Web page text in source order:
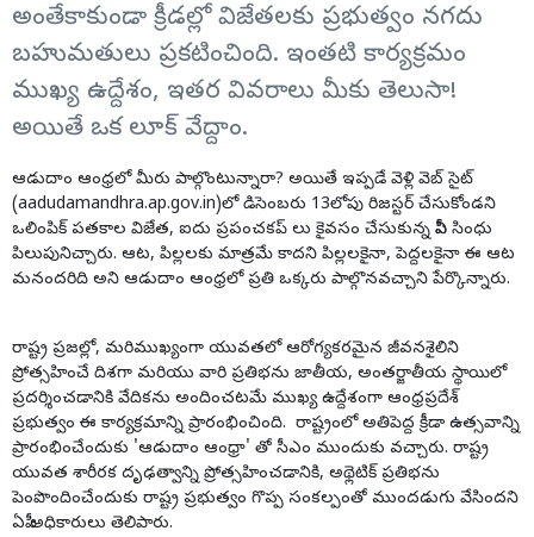
అంతేకాకుండా క్రీడల్లో విజేతలకు ప్రభుత్వం నగదు
బహుమతులు ప్రకటించింది. ఇంతటి కార్యక్రమం
ముఖ్య ఉద్దేశం, ఇతర వివరాలు మీకు తెలుసా!
అయితే ఒక లూక్ వేద్దాం.
ఆడుదాం ఆంధ్రలో మీరు పాల్గొంటున్నారా? అయితే ఇప్పడే వెళ్లి వెబ్ సైట్
(aadudamandhra.ap.gov.in)లో డిసెంబరు 13లోపు రిజస్టర్ చేసుకోండని
ఒలింపిక్ పతకాల విజేత, ఐదు ప్రపంచకప్ లు కైవసం చేసుకున్న పీవీ సింధు
పిలుపునిచ్చారు. ఆట, పిల్లలకు మాత్రమే కాదని పిల్లలకైనా, పెద్దలకైనా ఈ ఆట
మనందరిది అని ఆడుదాం ఆంధ్రలో ప్రతి ఒక్కరు పాల్గొనవచ్చాని పేర్కొన్నారు.
రాష్ట్ర ప్రజల్లో, మరిముఖ్యంగా యువతలో ఆరోగ్యకరమైన జీవనశైలిని
ప్రోత్సహించే దిశగా మరియు వారి ప్రతిభను జాతీయ, అంతర్జాతీయ స్థాయిలో
ప్రదర్శించడానికి వేదికను అందించటమే ముఖ్య ఉద్దేశంగా ఆంధ్రప్రదేశ్
ప్రభుత్వం ఈ కార్యక్రమాన్ని ప్రారంభించింది. రాష్ట్రంలో అతిపెద్ద క్రీడా ఉత్సవాన్ని
ప్రారంభించేందుకు 'ఆడుదాం ఆంధ్రా' తో సీఎం ముందుకు వచ్చారు. రాష్ట్ర
యువత శారీరక దృఢత్వాన్ని ప్రోత్సహించడానికి, అథ్లెటిక్ ప్రతిభను
పెంపొందించేందుకు రాష్ట్ర ప్రభుత్వం గొప్ప సంకల్పంతో ముందడుగు వేసిందని
ఏపీ అధికారులు తెలిపారు.